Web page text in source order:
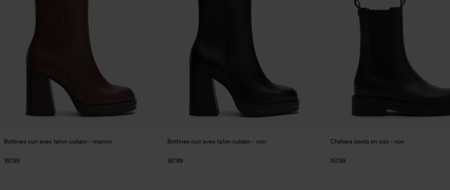
Bottines cuir avec talon cubain - marron
167.99
Bottines cuir avec talon cubain - noir
167.99
Chelsea boots en cuir - noir
157.99